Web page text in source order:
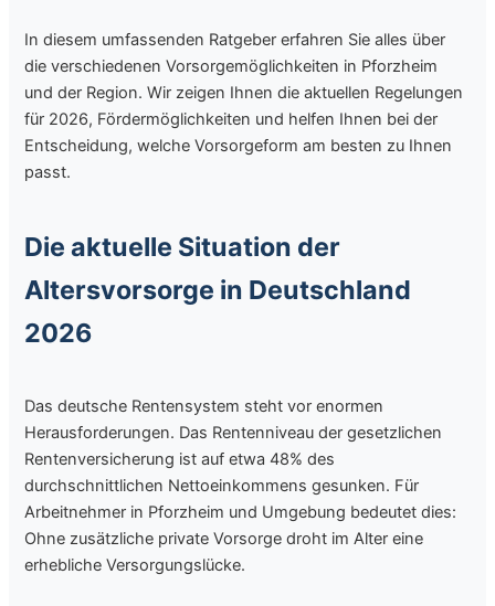
In diesem umfassenden Ratgeber erfahren Sie alles über
die verschiedenen Vorsorgemöglichkeiten in Pforzheim
und der Region. Wir zeigen Ihnen die aktuellen Regelungen
für 2026, Fördermöglichkeiten und helfen Ihnen bei der
Entscheidung, welche Vorsorgeform am besten zu Ihnen
passt.
Die aktuelle Situation der
Altersvorsorge in Deutschland
2026
Das deutsche Rentensystem steht vor enormen
Herausforderungen. Das Rentenniveau der gesetzlichen
Rentenversicherung ist auf etwa 48% des
durchschnittlichen Nettoeinkommens gesunken. Für
Arbeitnehmer in Pforzheim und Umgebung bedeutet dies:
Ohne zusätzliche private Vorsorge droht im Alter eine
erhebliche Versorgungslücke.